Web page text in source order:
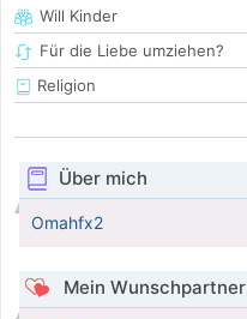
Will Kinder
Für die Liebe umziehen?
Religion
Über mich
Omahfx2
Mein Wunschpartner